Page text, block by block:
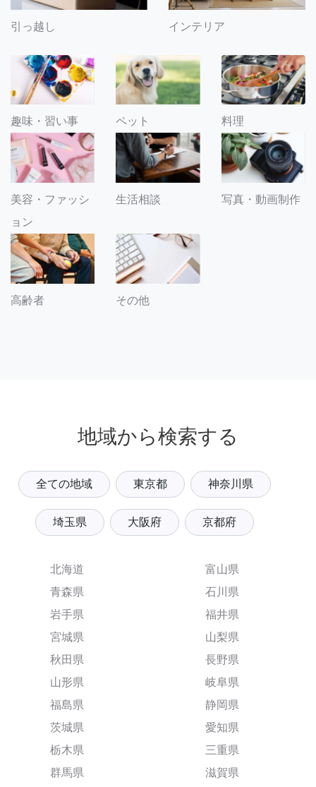
引っ越し インテリア
趣味・習い事 ペット 料理
美容・ファッシ
ョン
生活相談 写真・動画制作
高齢者 その他
地域から検索する
全ての地域 東京都 神奈川県
埼玉県 大阪府 京都府
北海道
青森県
岩手県
宮城県
秋田県
山形県
福島県
茨城県
栃木県
群馬県
富山県
石川県
福井県
山梨県
長野県
岐阜県
静岡県
愛知県
三重県
滋賀県